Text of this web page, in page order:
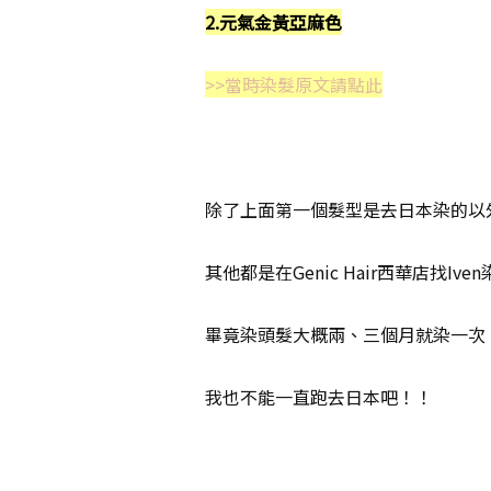
2.元氣金黃亞麻色
>>當時染髮原文請點此
除了上面第一個髮型是去日本染的以
其他都是在Genic Hair西華店找Iven
畢竟染頭髮大概兩、三個月就染一次
我也不能一直跑去日本吧！！